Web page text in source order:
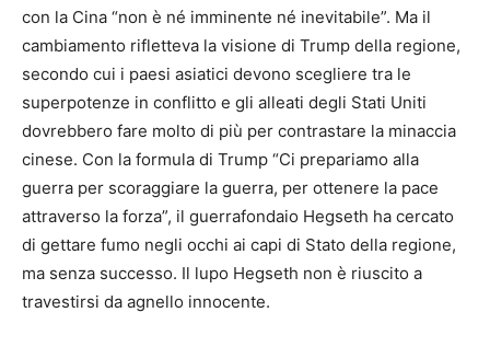
con la Cina “non è né imminente né inevitabile”. Ma il
cambiamento rifletteva la visione di Trump della regione,
secondo cui i paesi asiatici devono scegliere tra le
superpotenze in conflitto e gli alleati degli Stati Uniti
dovrebbero fare molto di più per contrastare la minaccia
cinese. Con la formula di Trump “Ci prepariamo alla
guerra per scoraggiare la guerra, per ottenere la pace
attraverso la forza”, il guerrafondaio Hegseth ha cercato
di gettare fumo negli occhi ai capi di Stato della regione,
ma senza successo. Il lupo Hegseth non è riuscito a
travestirsi da agnello innocente.